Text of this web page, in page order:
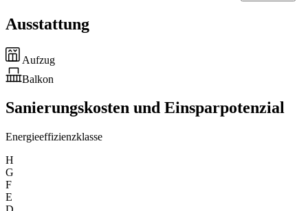
Ausstattung
Aufzug
Balkon
Sanierungskosten und Einsparpotenzial
Energieeffizienzklasse
H
G
F
E